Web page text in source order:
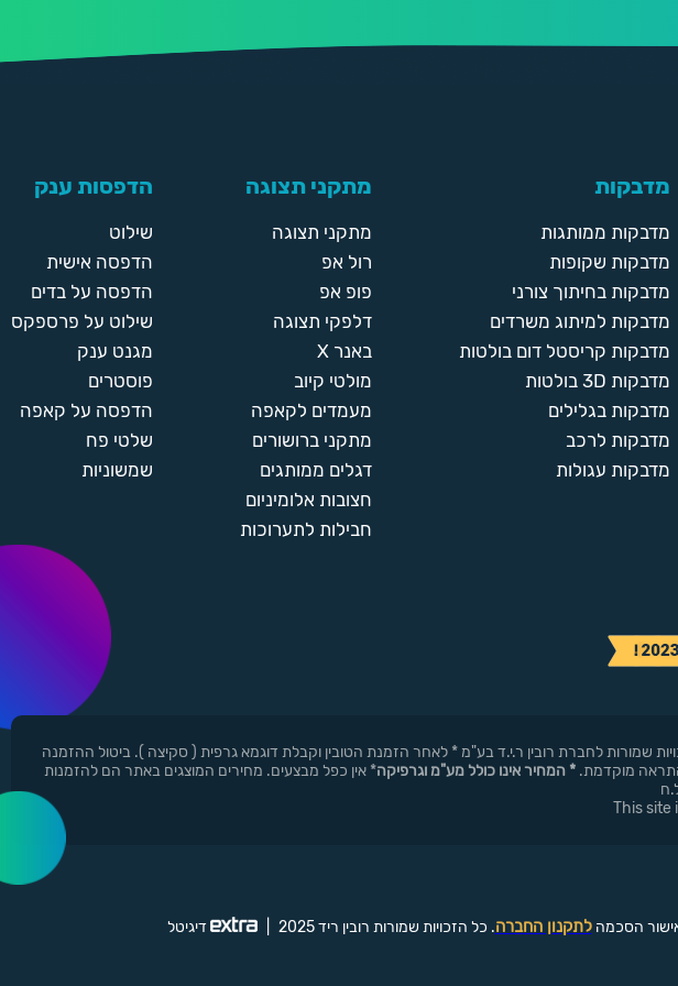
מדבקות
מדבקות ממותגות
מדבקות שקופות
מדבקות בחיתוך צורני
מדבקות למיתוג משרדים
מדבקות קריסטל דום בולטות
מדבקות 3D בולטות
מדבקות בגלילים
מדבקות לרכב
מדבקות עגולות
מתקני תצוגה
מתקני תצוגה
רול אפ
פופ אפ
דלפקי תצוגה
באנר X
מולטי קיוב
מעמדים לקאפה
מתקני ברושורים
דגלים ממותגים
חצובות אלומיניום
חבילות לתערוכות
הדפסות ענק
שילוט
הדפסה אישית
הדפסה על בדים
שילוט על פרספקס
מגנט ענק
פוסטרים
הדפסה על קאפה
שלטי פח
שמשוניות
הזכויות שמורות לחברת רובין ר.י.ד בע"מ * לאחר הזמנת הטובין וקבלת דוגמא גרפית ( סקיצה ). ביטול ההזמנה
* המחיר אינו כולל מע"מ וגרפיקה* אין כפל מבצעים. מחירים המוצגים באתר הם להזמנות
This site
הסכמהלתקנון החברה. כל הזכויות שמורות רובין ריד 2025 דיגיטל